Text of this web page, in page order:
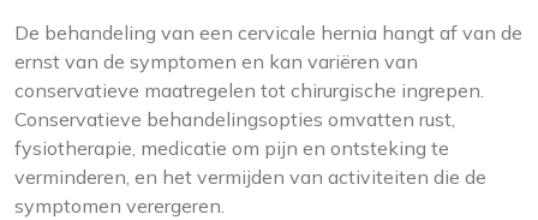
De behandeling van een cervicale hernia hangt af van de
ernst van de symptomen en kan variëren van
conservatieve maatregelen tot chirurgische ingrepen.
Conservatieve behandelingsopties omvatten rust,
fysiotherapie, medicatie om pijn en ontsteking te
verminderen, en het vermijden van activiteiten die de
symptomen verergeren.